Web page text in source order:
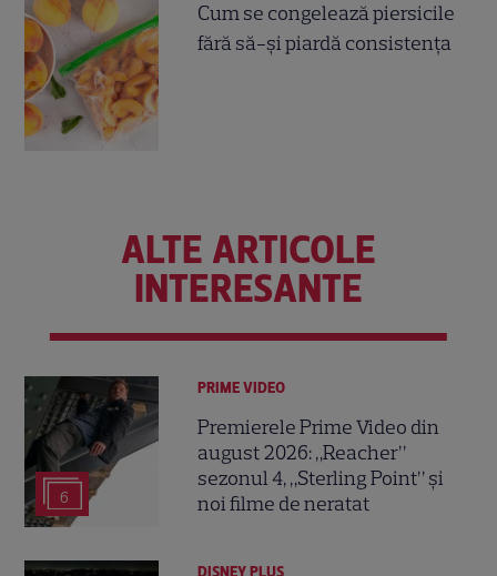
Cum se congelează piersicile
fără să-și piardă consistența
ALTE ARTICOLE
INTERESANTE
6
PRIME VIDEO
Premierele Prime Video din
august 2026: „Reacher”
sezonul 4, „Sterling Point” și
noi filme de neratat